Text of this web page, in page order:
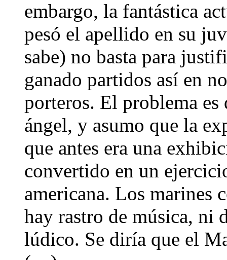
embargo, la fantástica
pesó el apellido en su
sabe) no basta para
ganado partidos así en
porteros. El problema
ángel, y asumo que la
que antes era una
convertido en un
americana. Los marines
hay rastro de música, ni
lúdico. Se diría que el